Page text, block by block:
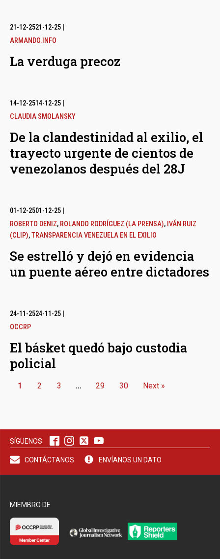
21-12-2521-12-25
ARMANDO.INFO
La verduga precoz
14-12-2514-12-25
CLAUDIA SMOLANSKY
De la clandestinidad al exilio, el
trayecto urgente de cientos de
venezolanos después del 28J
01-12-2501-12-25
ROBERTO DENIZ, ROLANDO RODRÍGUEZ (LA PRENSA), IVÁN RUIZ
(CLIP),TRANSPARENCIA VENEZUELA EN EL EXILIO
Se estrelló y dejó en evidencia
un puente aéreo entre dictadores
24-11-2524-11-25
OCCRP
El básket quedó bajo custodia
policial
1 2 3 … 29 30 Next »
SÍGUENOS
CONTÁCTANOS ENVÍANOS UN DATO
MIEMBRO DE